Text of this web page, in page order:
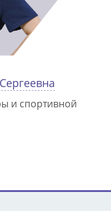
и спортивной